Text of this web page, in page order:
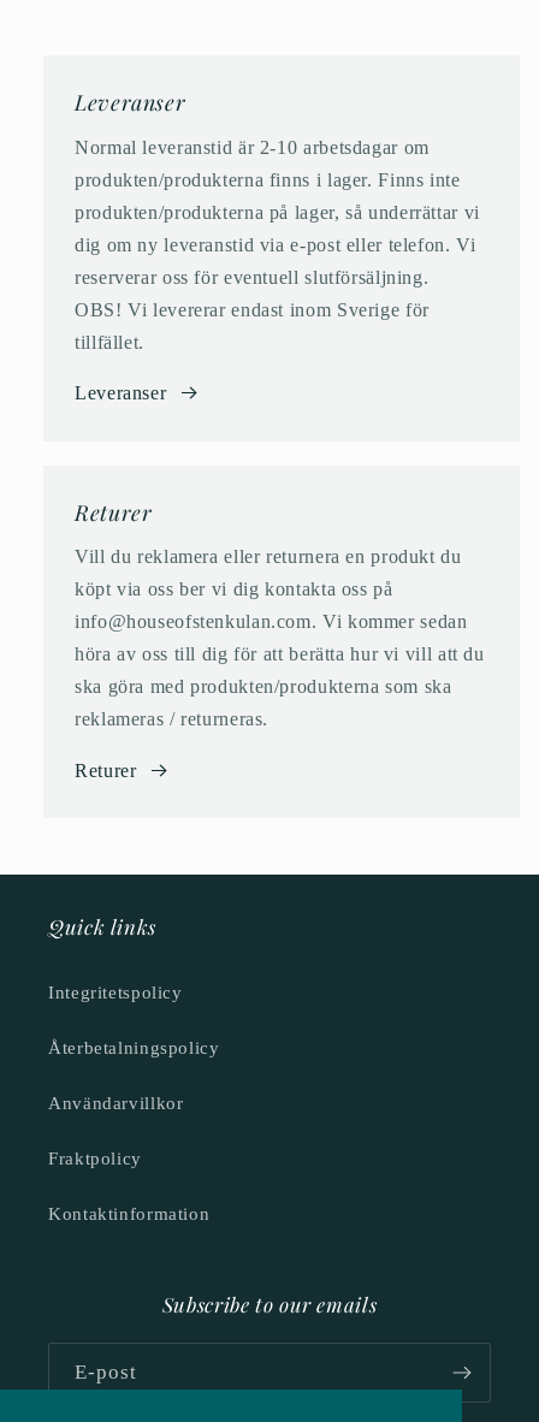
Leveranser
Normal leveranstid är 2-10 arbetsdagar om
produkten/produkterna finns i lager. Finns inte
produkten/produkterna på lager, så underrättar vi
dig om ny leveranstid via e-post eller telefon. Vi
reserverar oss för eventuell slutförsäljning.
OBS! Vi levererar endast inom Sverige för
tillfället.
Leveranser
Returer
Vill du reklamera eller returnera en produkt du
köpt via oss ber vi dig kontakta oss på
info@houseofstenkulan.com. Vi kommer sedan
höra av oss till dig för att berätta hur vi vill att du
ska göra med produkten/produkterna som ska
reklameras / returneras.
Returer
Quick links
Integritetspolicy
Återbetalningspolicy
Användarvillkor
Fraktpolicy
Kontaktinformation
Subscribe to our emails
E-post